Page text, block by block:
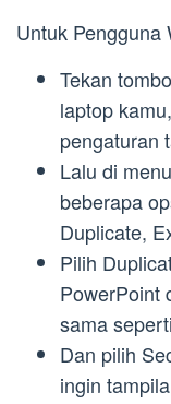
Untuk Pengguna
Tekan
laptop
pengaturan
Lalu di
beberapa
Duplicate,
Pilih
PowerPoint
sama
Dan pilih
ingin